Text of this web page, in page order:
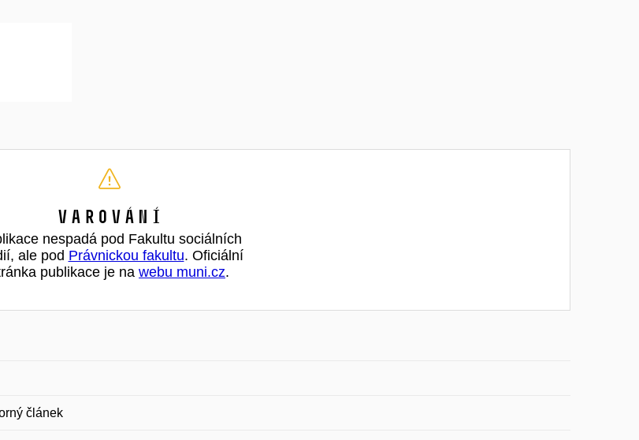
Varování
nespadá pod Fakultu sociálních
ale pod Právnickou fakultu. Oficiální
publikace je na webu muni.cz.
článek